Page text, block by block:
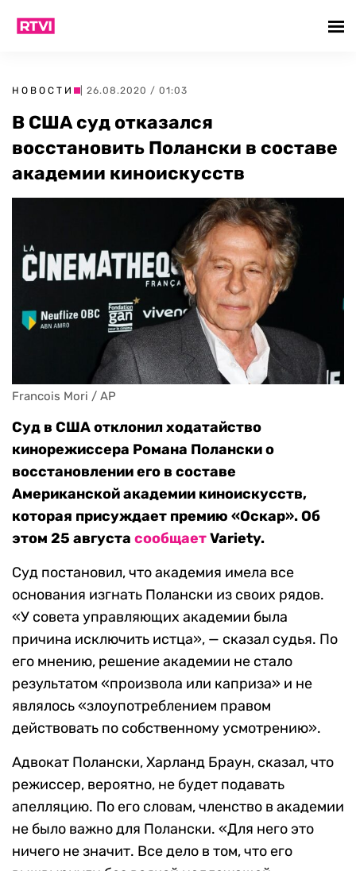
НОВОСТИ | 26.08.2020 / 01:03
В США суд отказался
восстановить Полански в составе
академии киноискусств
Francois Mori / AP
Суд в США отклонил ходатайство
кинорежиссера Романа Полански о
восстановлении его в составе
Американской академии киноискусств,
которая присуждает премию «Оскар». Об
этом 25 августа сообщаетVariety.
Суд постановил, что академия имела все
основания изгнать Полански из своих рядов.
«У совета управляющих академии была
причина исключить истца», — сказал судья. По
его мнению, решение академии не стало
результатом «произвола или каприза» и не
являлось «злоупотреблением правом
действовать по собственному усмотрению».
Адвокат Полански, Харланд Браун, сказал, что
режиссер, вероятно, не будет подавать
апелляцию. По его словам, членство в академии
не было важно для Полански. «Для него это
ничего не значит. Все дело в том, что его